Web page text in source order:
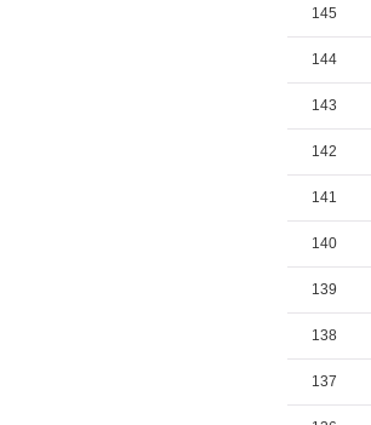
145
144
143
142
141
140
139
138
137